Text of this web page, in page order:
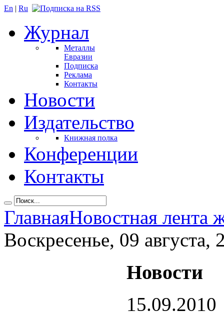
En | Ru
Журнал
Металлы
Евразии
Подписка
Реклама
Контакты
Новости
Издательство
Книжная полка
Конференции
Контакты
ГлавнаяНовостная лента
Воскресенье, 09 августа,
Новости
15.09.2010